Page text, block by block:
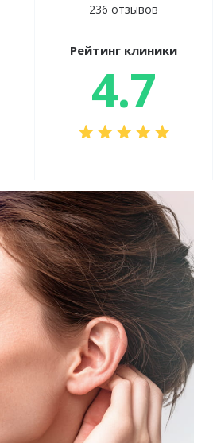
236 отзывов
Рейтинг клиники
4.7